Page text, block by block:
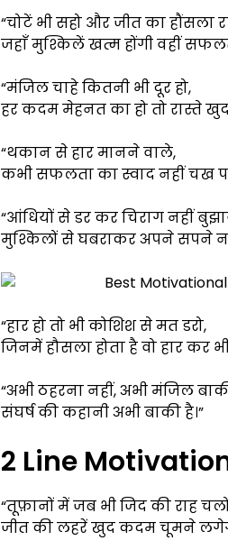
“चोटें भी सहो और जीत का हौंसला
जहाँ मुश्किलें खत्म होंगी वहीं
“मंजिल चाहे कितनी भी दूर हो,
हर कदम मेहनत का हो तो रास्ते
“थकान से हार मानने वाले,
कभी सफलता का स्वाद नहीं चख
“आंधियों से डर कर चिराग नहीं
मुश्किलों से घबराकर अपने सपने
“हार हो तो भी कोशिश से मत डरो,
जिनमें हौसला होता है वो हार कर
“अभी ठहरना नहीं, अभी मंजिल
संघर्ष की कहानी अभी बाकी है।”
2 Line
“तूफ़ानों में जब भी जिद की राह
जीत की लहरें खुद कदम चूमने